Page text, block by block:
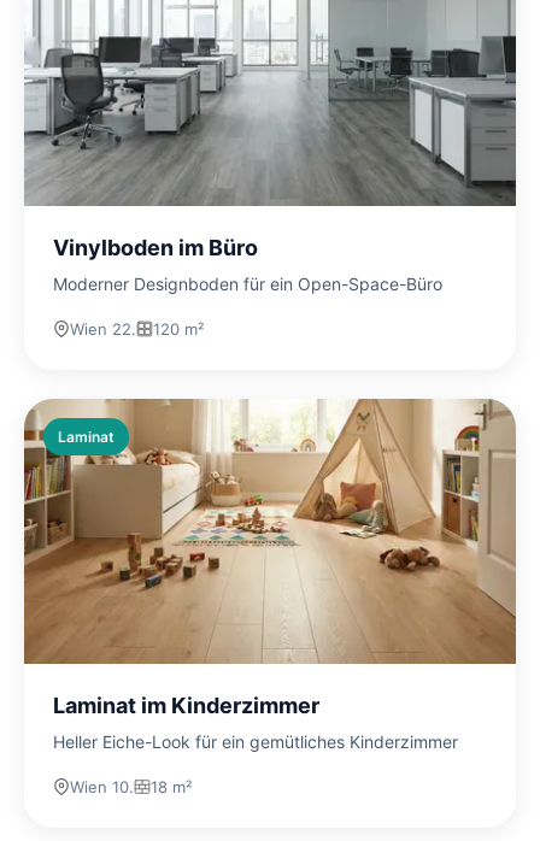
Vinylboden im Büro
Moderner Designboden für ein Open-Space-Büro
Wien 22. 120 m²
Laminat
Laminat im Kinderzimmer
Heller Eiche-Look für ein gemütliches Kinderzimmer
Wien 10. 18 m²